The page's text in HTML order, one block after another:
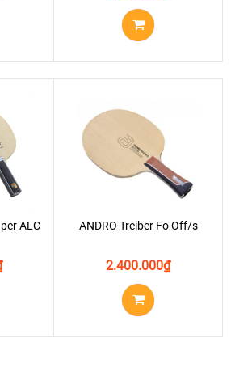
ALC ANDRO Treiber Fo Off/s
₫
2.400.000